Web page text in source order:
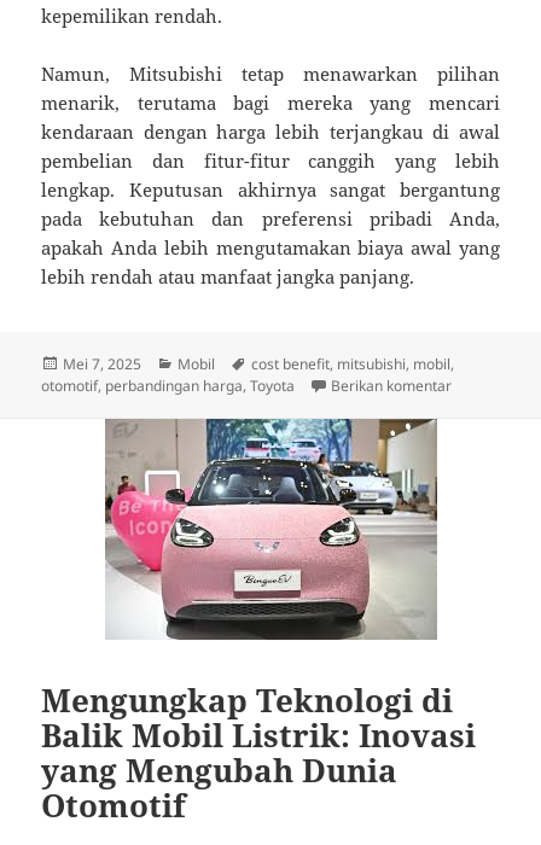
kepemilikan rendah.
Namun, Mitsubishi tetap menawarkan pilihan
menarik, terutama bagi mereka yang mencari
kendaraan dengan harga lebih terjangkau di awal
pembelian dan fitur-fitur canggih yang lebih
lengkap. Keputusan akhirnya sangat bergantung
pada kebutuhan dan preferensi pribadi Anda,
apakah Anda lebih mengutamakan biaya awal yang
lebih rendah atau manfaat jangka panjang.
Diposkan
pada
Mei 7, 2025 Kategori
Mobil Tag
cost benefit, mitsubishi, mobil,
otomotif, perbandingan harga,Toyota Berikan komentaruntuk
Mengungkap Teknologi di
Balik Mobil Listrik: Inovasi
yang Mengubah Dunia
Otomotif